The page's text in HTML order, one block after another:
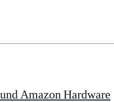
Amazon Hardware